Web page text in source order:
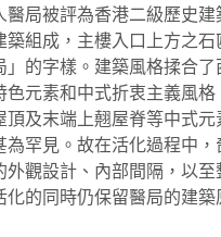
醫局被評為香港二級歷史
築組成，主樓入口上方之
」的字樣。建築風格揉合
色元素和中式折衷主義風
頂及末端上翹屋脊等中式
為罕見。故在活化過程中
外觀設計、內部間隔，以
化的同時仍保留醫局的建